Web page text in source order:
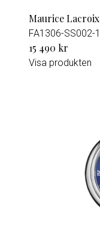
Maurice Lacroix
FA1306-SS002-
15 490 kr
Visa produkten